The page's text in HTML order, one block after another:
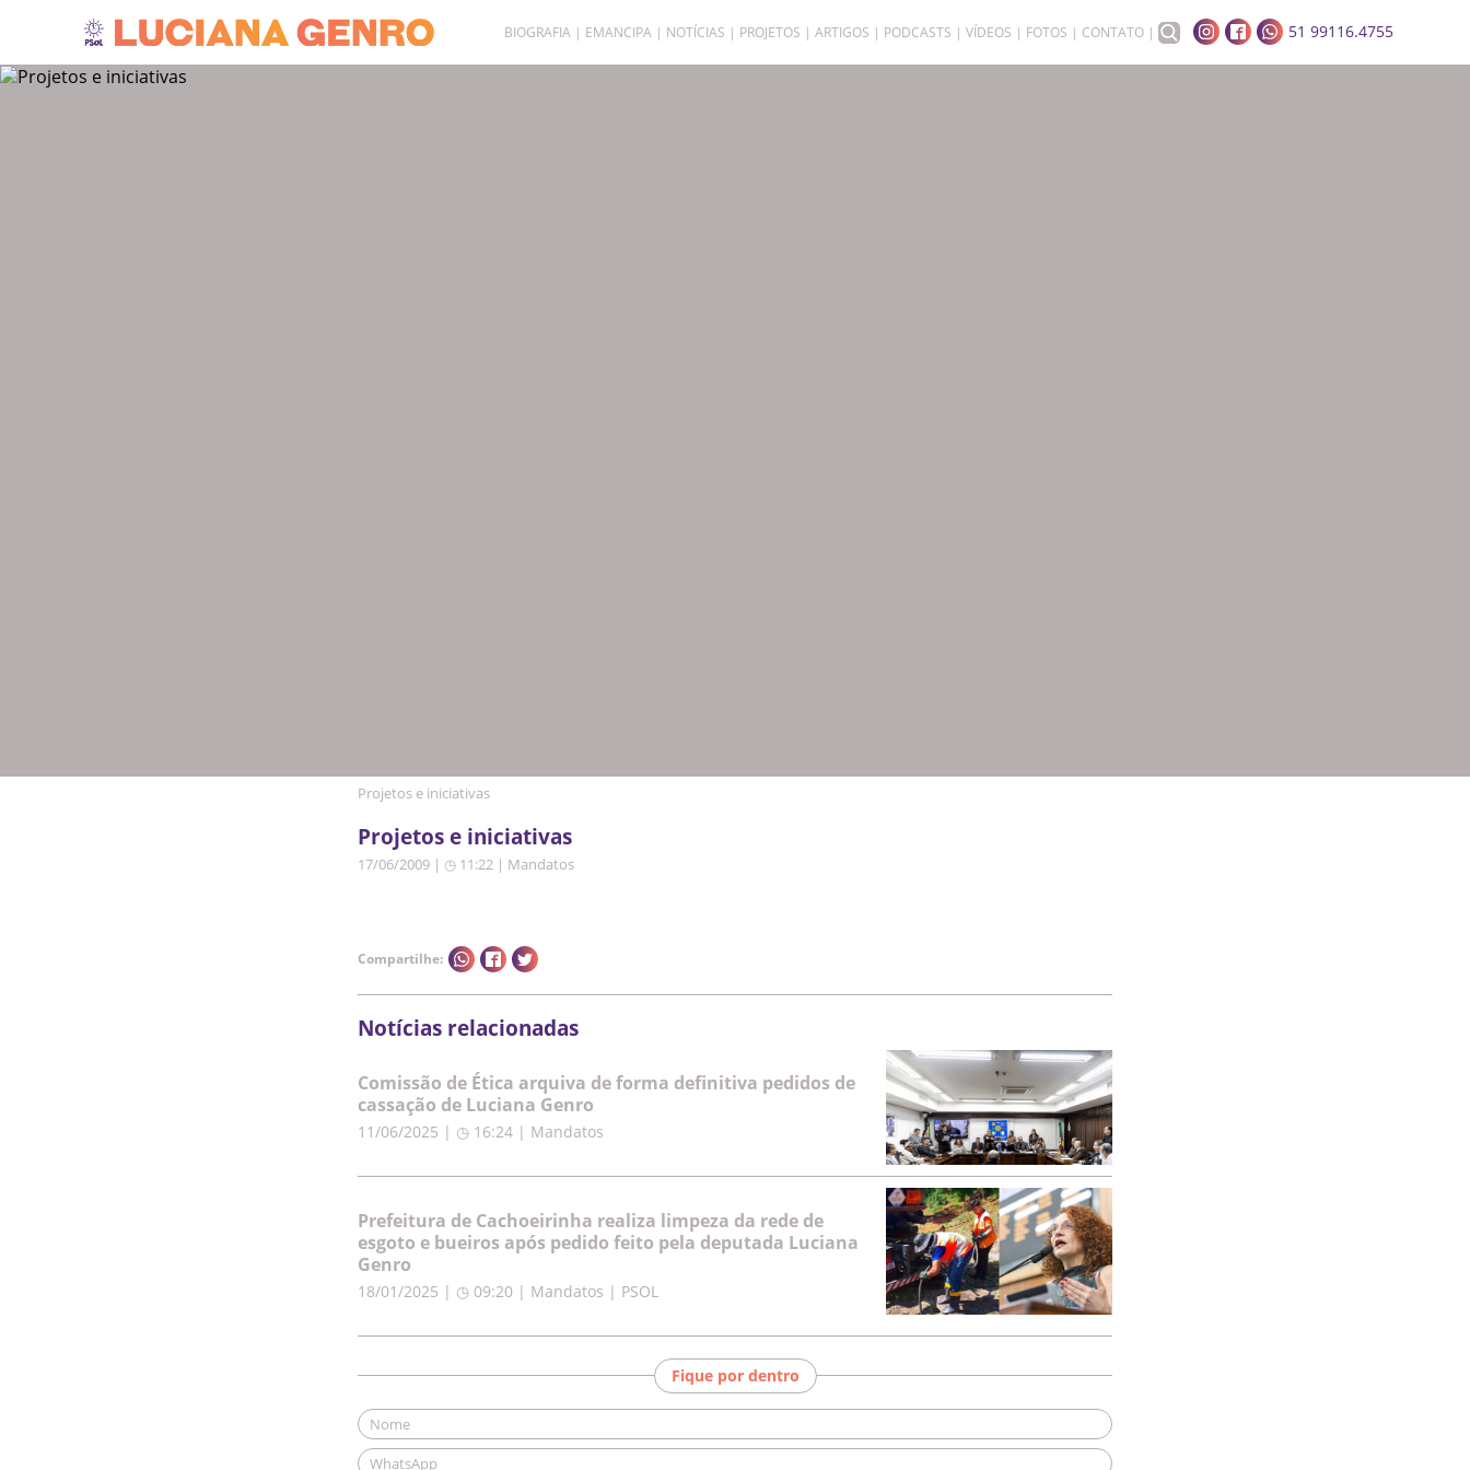
BIOGRAFIA EMANCIPA NOTÍCIAS PROJETOS ARTIGOS PODCASTS VÍDEOS FOTOS CONTATO 51 99116.4755
Projetos e iniciativas
Projetos e iniciativas
17/06/2009 | ◷ 11:22 | Mandatos
Compartilhe:
Notícias relacionadas
Comissão de Ética arquiva de forma definitiva pedidos de
cassação de Luciana Genro
11/06/2025 | ◷ 16:24 | Mandatos
Prefeitura de Cachoeirinha realiza limpeza da rede de
esgoto e bueiros após pedido feito pela deputada Luciana
Genro
18/01/2025 | ◷ 09:20 | Mandatos | PSOL
Fique por dentro